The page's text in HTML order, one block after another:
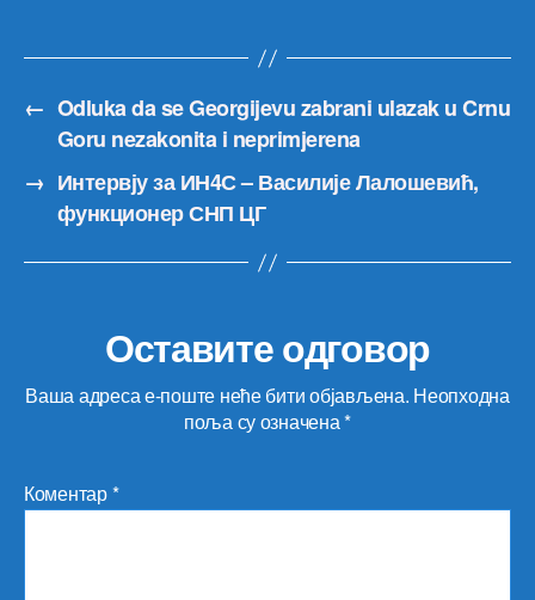
← Odluka da se Georgijevu zabrani ulazak u Crnu
Goru nezakonita i neprimjerena
→ Интервју за ИН4С – Василије Лалошевић,
функционер СНП ЦГ
Оставите одговор
Ваша адреса е-поште неће бити објављена. Неопходна
поља су означена*
Коментар*